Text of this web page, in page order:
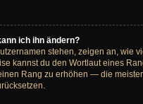
ich ihn ändern?
stehen, zeigen an, wie
kannst du den Wortlaut eines
Rang zu erhöhen — die